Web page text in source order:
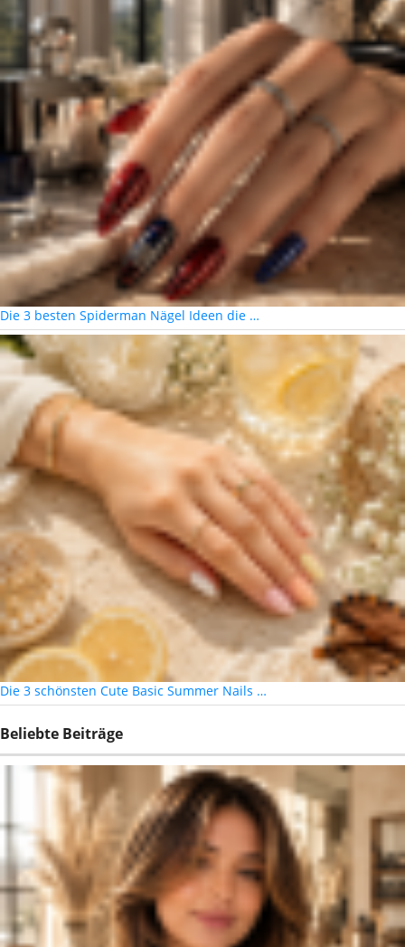
Die 3 besten Spiderman Nägel Ideen die …
Die 3 schönsten Cute Basic Summer Nails …
Beliebte Beiträge